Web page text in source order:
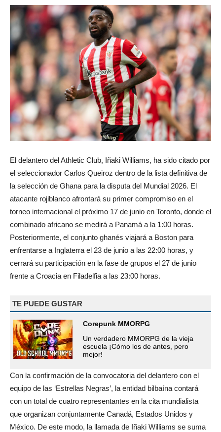
El delantero del Athletic Club, Iñaki Williams, ha sido citado por
el seleccionador Carlos Queiroz dentro de la lista definitiva de
la selección de Ghana para la disputa del Mundial 2026. El
atacante rojiblanco afrontará su primer compromiso en el
torneo internacional el próximo 17 de junio en Toronto, donde el
combinado africano se medirá a Panamá a la 1:00 horas.
Posteriormente, el conjunto ghanés viajará a Boston para
enfrentarse a Inglaterra el 23 de junio a las 22:00 horas, y
cerrará su participación en la fase de grupos el 27 de junio
frente a Croacia en Filadelfia a las 23:00 horas.
TE PUEDE GUSTAR
Corepunk MMORPG
Un verdadero MMORPG de la vieja
escuela ¡Cómo los de antes, pero
mejor!
Con la confirmación de la convocatoria del delantero con el
equipo de las ‘Estrellas Negras’, la entidad bilbaína contará
con un total de cuatro representantes en la cita mundialista
que organizan conjuntamente Canadá, Estados Unidos y
México. De este modo, la llamada de Iñaki Williams se suma